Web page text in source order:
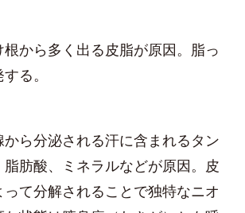
から多く出る皮脂が原因。脂っ
る。
ら分泌される汗に含まれるタン
肪酸、ミネラルなどが原因。皮
て分解されることで独特なニオ